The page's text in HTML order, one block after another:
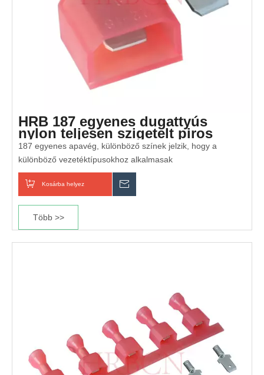
HRB 187 egyenes dugattyús
nylon teljesen szigetelt piros
AWG#22-18
187 egyenes apavég, különböző színek jelzik, hogy a
különböző vezetéktípusokhoz alkalmasak
Kosárba helyez
Több >>